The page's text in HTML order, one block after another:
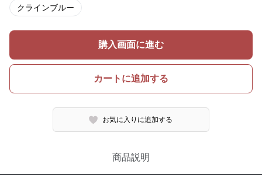
クラインブルー
購入画面に進む
カートに追加する
お気に入りに追加する
商品説明